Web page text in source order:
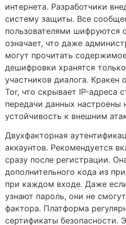
интернета. Разработчики
систему защиты. Все
пользователями шифруются
означает, что даже
могут прочитать
дешифровки хранятся
участников диалога. Кракен
Tor, что скрывает IP-адреса
передачи данных настроены
устойчивость к внешним
Двухфакторная
аккаунтов. Рекомендуется
сразу после регистрации.
дополнительного кода из
при каждом входе. Даже
узнают пароль, они не
фактора. Платформа
сертификаты безопасности.